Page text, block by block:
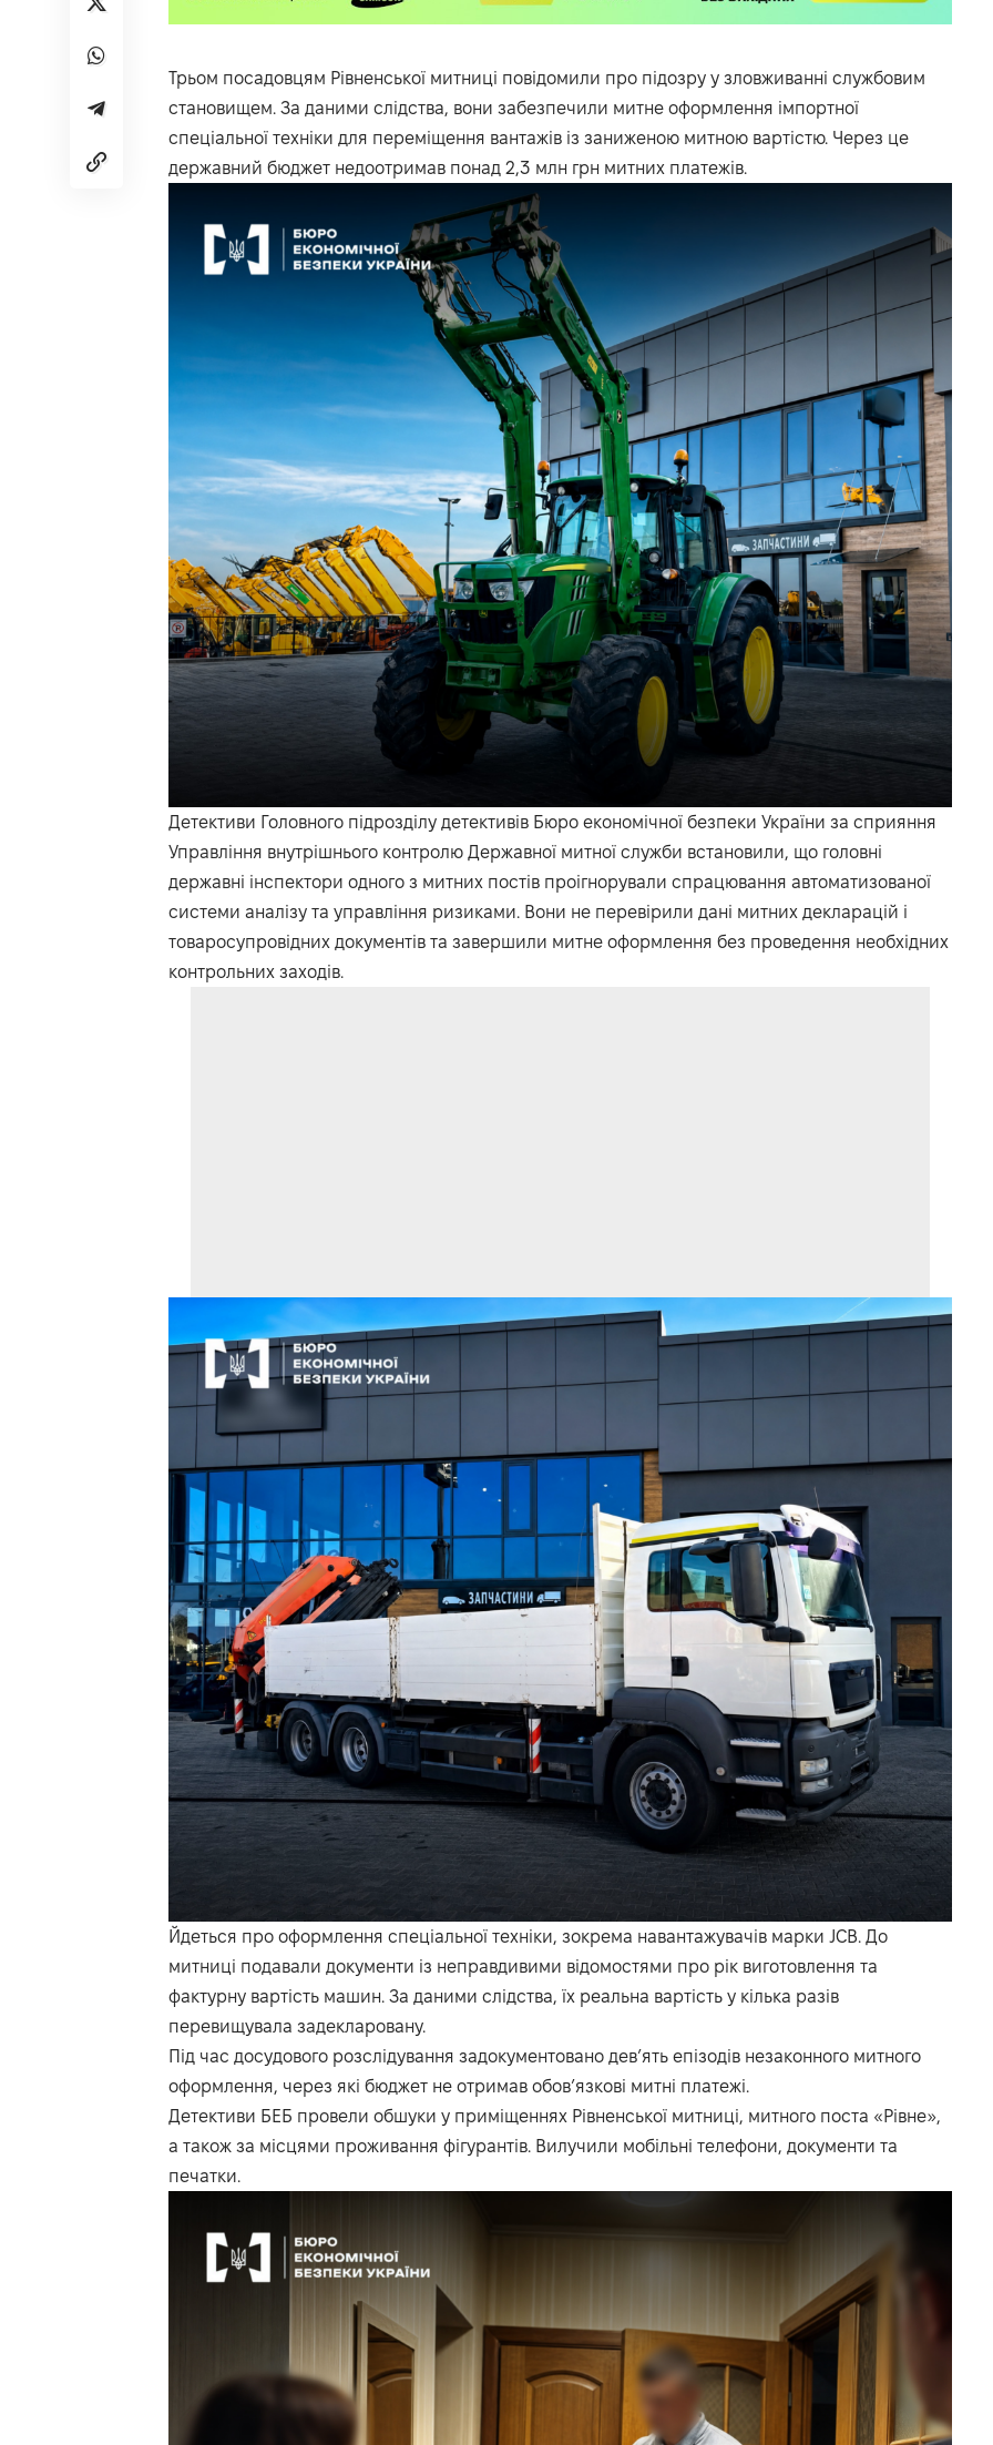
Трьом посадовцям Рівненської митниці повідомили про підозру у зловживанні службовим
становищем. За даними слідства, вони забезпечили митне оформлення імпортної
спеціальної техніки для переміщення вантажів із заниженою митною вартістю. Через це
державний бюджет недоотримав понад 2,3 млн грн митних платежів.
Детективи Головного підрозділу детективів Бюро економічної безпеки України за сприяння
Управління внутрішнього контролю Державної митної служби встановили, що головні
державні інспектори одного з митних постів проігнорували спрацювання автоматизованої
системи аналізу та управління ризиками. Вони не перевірили дані митних декларацій і
товаросупровідних документів та завершили митне оформлення без проведення необхідних
контрольних заходів.
Йдеться про оформлення спеціальної техніки, зокрема навантажувачів марки JCB. До
митниці подавали документи із неправдивими відомостями про рік виготовлення та
фактурну вартість машин. За даними слідства, їх реальна вартість у кілька разів
перевищувала задекларовану.
Під час досудового розслідування задокументовано дев’ять епізодів незаконного митного
оформлення, через які бюджет не отримав обов’язкові митні платежі.
Детективи БЕБ провели обшуки у приміщеннях Рівненської митниці, митного поста «Рівне»,
а також за місцями проживання фігурантів. Вилучили мобільні телефони, документи та
печатки.